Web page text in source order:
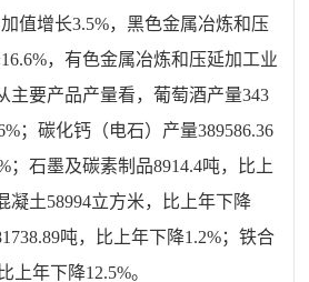
值增长3.5%，黑色金属冶炼和压
16.6%，有色金属冶炼和压延加工业
主要产品产量看，葡萄酒产量343
；碳化钙（电石）产量389586.36
；石墨及碳素制品8914.4吨，比上
凝土58994立方米，比上年下降
吨，比上年下降1.2%；铁合
上年下降12.5%。